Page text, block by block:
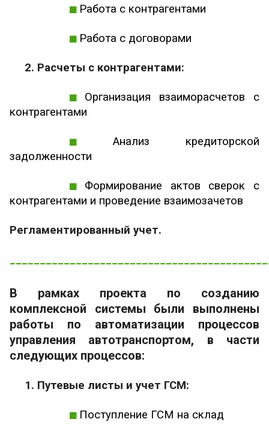
Работа с контрагентами
Работа с договорами
2. Расчеты с контрагентами:
Организация взаиморасчетов с
контрагентами
Анализ кредиторской
задолженности
Формирование актов сверок с
контрагентами и проведение взаимозачетов
Регламентированный учет.
В рамках проекта по созданию
комплексной системы были выполнены
работы по автоматизации процессов
управления автотранспортом, в части
следующих процессов:
1. Путевые листы и учет ГСМ:
Поступление ГСМ на склад